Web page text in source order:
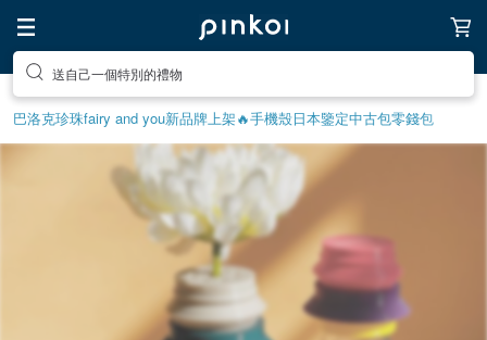
送自己一個特別的禮物
巴洛克珍珠fairy and you新品牌上架🔥手機殼日本鑒定中古包零錢包